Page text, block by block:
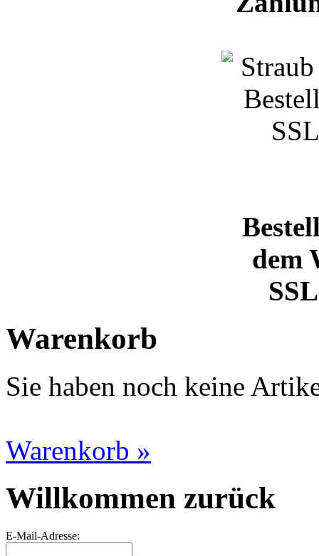
dem
Warenkorb
Sie haben noch keine
Warenkorb »
Willkommen zurück
E-Mail-Adresse: